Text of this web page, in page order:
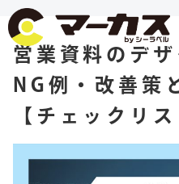
営業資料のデザ
NG例・改善策
【チェックリス